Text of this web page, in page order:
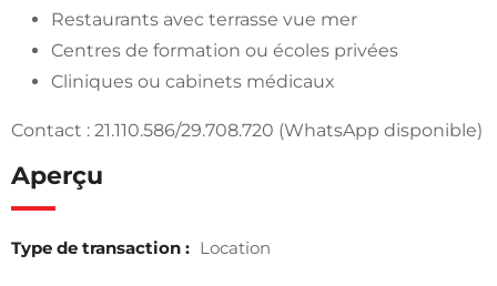
Restaurants avec terrasse vue mer
Centres de formation ou écoles privées
Cliniques ou cabinets médicaux
Contact : 21.110.586/29.708.720 (WhatsApp disponible)
Aperçu
Type de transaction : Location